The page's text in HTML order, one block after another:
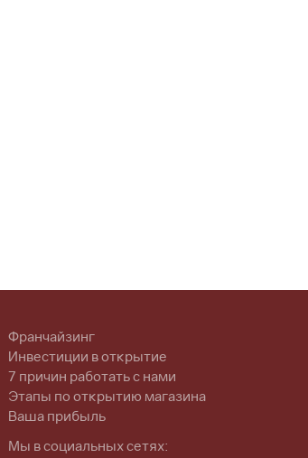
Франчайзинг
Инвестиции в открытие
7 причин работать с нами
Этапы по открытию магазина
Ваша прибыль
Мы в социальных сетях: